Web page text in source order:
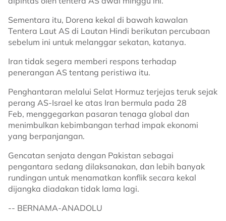
Sementara itu, Dorena kekal di bawah kawalan
Tentera Laut AS di Lautan Hindi berikutan percubaan
sebelum ini untuk melanggar sekatan, katanya.
Iran tidak segera memberi respons terhadap
penerangan AS tentang peristiwa itu.
Penghantaran melalui Selat Hormuz terjejas teruk sejak
perang AS-Israel ke atas Iran bermula pada 28
Feb, menggegarkan pasaran tenaga global dan
menimbulkan kebimbangan terhad impak ekonomi
yang berpanjangan.
Gencatan senjata dengan Pakistan sebagai
pengantara sedang dilaksanakan, dan lebih banyak
rundingan untuk menamatkan konflik secara kekal
dijangka diadakan tidak lama lagi.
-- BERNAMA-ANADOLU